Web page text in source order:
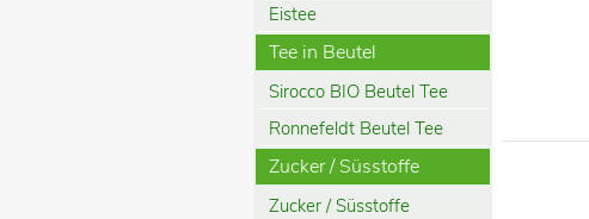
Eistee
Tee in Beutel
Sirocco BIO Beutel Tee
Ronnefeldt Beutel Tee
Zucker / Süsstoffe
Zucker / Süsstoffe